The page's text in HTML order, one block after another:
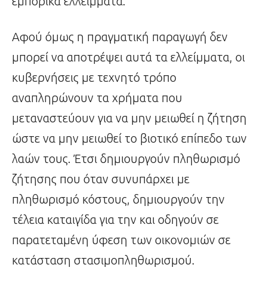
Αφού όμως η πραγματική παραγωγή δεν
μπορεί να αποτρέψει αυτά τα ελλείμματα, οι
κυβερνήσεις με τεχνητό τρόπο
αναπληρώνουν τα χρήματα που
μεταναστεύουν για να μην μειωθεί η ζήτηση
ώστε να μην μειωθεί το βιοτικό επίπεδο των
λαών τους. Έτσι δημιουργούν πληθωρισμό
ζήτησης που όταν συνυπάρχει με
πληθωρισμό κόστους, δημιουργούν την
τέλεια καταιγίδα για την και οδηγούν σε
παρατεταμένη ύφεση των οικονομιών σε
κατάσταση στασιμοπληθωρισμού.